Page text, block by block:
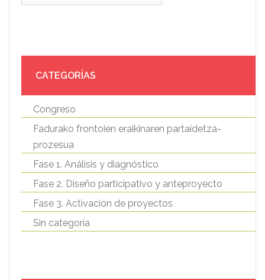
CATEGORÍAS
Congreso
Fadurako frontoien eraikinaren partaidetza-
prozesua
Fase 1. Análisis y diagnóstico
Fase 2. Diseño participativo y anteproyecto
Fase 3. Activación de proyectos
Sin categoría